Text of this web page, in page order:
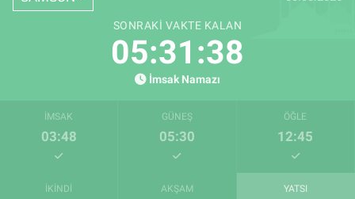
SONRAKI VAKTE KALAN
05:31:38
İmsak Namazı
İMSAK
03:48
GÜNEŞ
05:30
ÖĞLE
12:45
İKINDI AKŞAM YATSI